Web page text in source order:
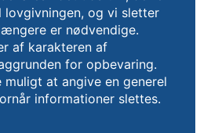
og vi sletter
er nødvendige.
af karakteren af
for opbevaring.
at angive en generel
informationer slettes.